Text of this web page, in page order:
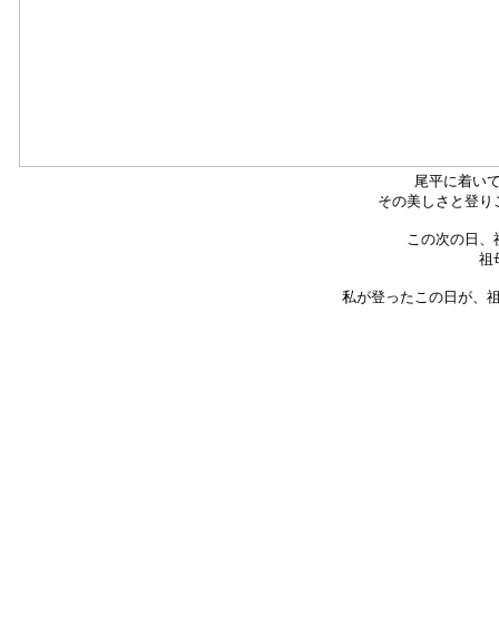
尾平に着い
その美しさと登
この次の日、
祖
私が登ったこの日が、